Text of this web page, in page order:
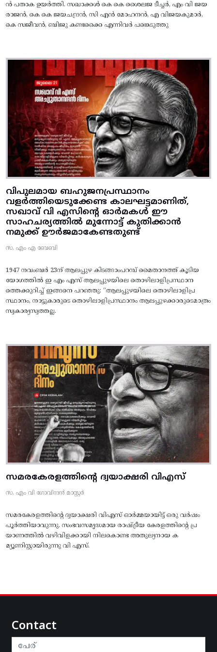
ൻ പതാക ഉയർത്തി. സഖാക്കൾ കെ കെ ശൈലജ ടീച്ചർ, എം വി ജയ
രാജൻ, കെ കെ ജയചന്ദ്രൻ, സി എൻ മോഹനൻ, എ വിജയകുമാർ,
കെ സജീവൻ, ബിജു കണ്ടക്കൈ എന്നിവർ പങ്കെടുത്തു
വിപുലമായ ബഹുജനപ്രസ്ഥാനം
വളർത്തിയെടുക്കേണ്ട കാലഘട്ടമാണിത്,
സഖാവ് വി എസിന്റെ ഓർമകൾ ഈ
സാഹചര്യത്തിൽ മുന്നോട്ട്‌ കുതിക്കാൻ
നമുക്ക് ഊർജമാകേണ്ടതുണ്ട്
സ. എം എ ബേബി
1947 നവംബർ 23ന് ആലപ്പുഴ കിടങ്ങാംപറമ്പ്‌ മൈതാനത്ത്‌ കൂടിയ
യോഗത്തിൽ ഇ എം എസ് ആലപ്പുഴയിലെ തൊഴിലാളിപ്രസ്ഥാന
ത്തെക്കുറിച്ച് ഇങ്ങനെ പറഞ്ഞു: “ആലപ്പുഴയിലെ തൊഴിലാളിപ്ര
സ്ഥാനം, നാട്ടുകാരുടെ തൊഴിലാളിപ്രസ്ഥാനം ആലപ്പുഴക്കാരുടെമാത്രം
സ്വകാര്യസ്വത്തല്ല.
സമരകേരളത്തിൻ്റെ ദ്വയാക്ഷരി വിഎസ്
സ. എം വി ഗോവിന്ദൻ മാസ്റ്റർ
സമരകേരളത്തിൻ്റെ ദ്വയാക്ഷരി വിഎസ് ഓർമ്മയായിട്ട് ഒരു വർഷം
പൂർത്തിയാവുന്നു. സംഭവസമൃദ്ധമായ രാഷ്ട്രീയ കേരളത്തിന്റെ പ്ര
യാണത്തിൽ വഴിവിളക്കായി നിലകൊണ്ട അതുല്യനായ ക
മ്യൂണിസ്റ്റായിരുന്നു വി എസ്.
Contact